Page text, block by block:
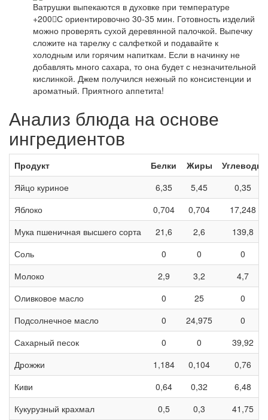
Ватрушки выпекаются в духовке при температуре
+200С ориентировочно 30-35 мин. Готовность изделий
можно проверять сухой деревянной палочкой. Выпечку
сложите на тарелку с салфеткой и подавайте к
холодным или горячим напиткам. Если в начинку не
добавлять много сахара, то она будет с незначительной
кислинкой. Джем получился нежный по консистенции и
ароматный. Приятного аппетита!
Анализ блюда на основе
ингредиентов
Продукт Белки Жиры
Углеводы
Яйцо куриное
6,35 5,45
0,35
Яблоко
0,704 0,704
17,248
Мука пшеничная высшего сорта
21,6 2,6
139,8
Соль
0 0
0
Молоко
2,9 3,2
4,7
Оливковое масло
0 25
0
Подсолнечное масло
0 24,975
0
Сахарный песок
0 0
39,92
Дрожжи
1,184 0,104
0,76
Киви
0,64 0,32
6,48
Кукурузный крахмал
0,5 0,3
41,75